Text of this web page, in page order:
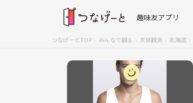
趣味友アプリ
つなげーとTOP みんなで観る 天体観測 北海道